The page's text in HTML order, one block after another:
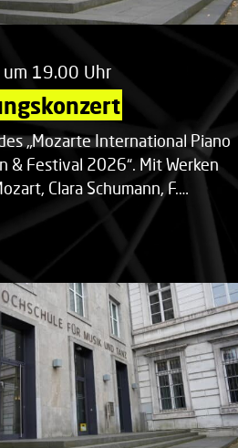
um 19.00 Uhr
„Mozarte International Piano
& Festival 2026“. Mit Werken
Clara Schumann, F.…